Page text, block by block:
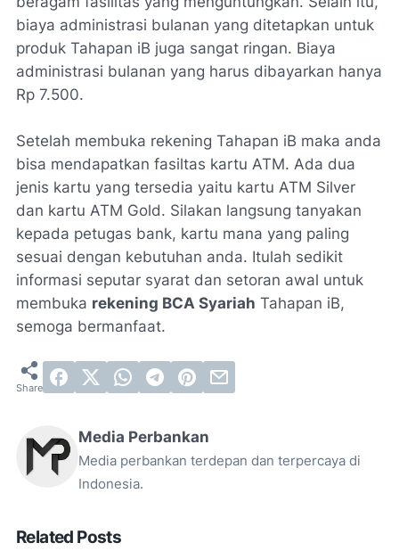
biaya administrasi bulanan yang ditetapkan untuk
produk Tahapan iB juga sangat ringan. Biaya
administrasi bulanan yang harus dibayarkan hanya
Rp 7.500.
Setelah membuka rekening Tahapan iB maka anda
bisa mendapatkan fasiltas kartu ATM. Ada dua
jenis kartu yang tersedia yaitu kartu ATM Silver
dan kartu ATM Gold. Silakan langsung tanyakan
kepada petugas bank, kartu mana yang paling
sesuai dengan kebutuhan anda. Itulah sedikit
informasi seputar syarat dan setoran awal untuk
membuka rekening BCA Syariah Tahapan iB,
semoga bermanfaat.
Media Perbankan
Media perbankan terdepan dan terpercaya di
Indonesia.
Related Posts